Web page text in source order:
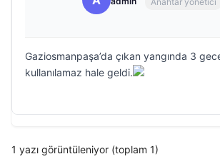
Gaziosmanpaşa’da çıkan yangında 3
kullanılamaz hale geldi.
1 yazı görüntüleniyor (toplam 1)